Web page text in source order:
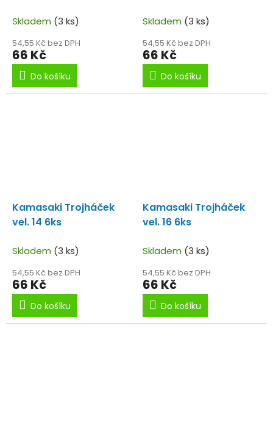
Skladem (3 ks)
54,55 Kč bez DPH
66 Kč
Do košíku
Skladem (3 ks)
54,55 Kč bez DPH
66 Kč
Do košíku
Kamasaki Trojháček
vel. 14 6ks
Skladem (3 ks)
54,55 Kč bez DPH
66 Kč
Do košíku
Kamasaki Trojháček
vel. 16 6ks
Skladem (3 ks)
54,55 Kč bez DPH
66 Kč
Do košíku